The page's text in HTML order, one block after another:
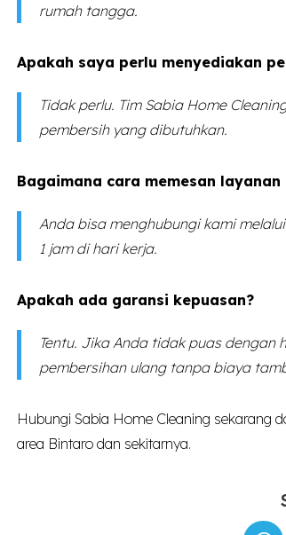
rumah tangga.
Apakah saya perlu menyediakan
Tidak perlu. Tim Sabia Home
pembersih yang dibutuhkan.
Bagaimana cara memesan
Anda bisa menghubungi kami
1 jam di hari kerja.
Apakah ada garansi kepuasan?
Tentu. Jika Anda tidak puas dengan
pembersihan ulang tanpa biaya
Hubungi Sabia Home Cleaning sekarang
area Bintaro dan sekitarnya.